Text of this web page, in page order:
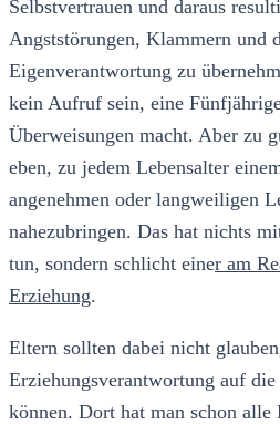
Selbstvertrauen und daraus
Angststörungen, Klammern und
Eigenverantwortung zu
kein Aufruf sein, eine
Überweisungen macht. Aber zu
eben, zu jedem Lebensalter
angenehmen oder langweiligen
nahezubringen. Das hat nichts
tun, sondern schlicht einer am
Erziehung.
Eltern sollten dabei nicht
Erziehungsverantwortung auf
können. Dort hat man schon alle